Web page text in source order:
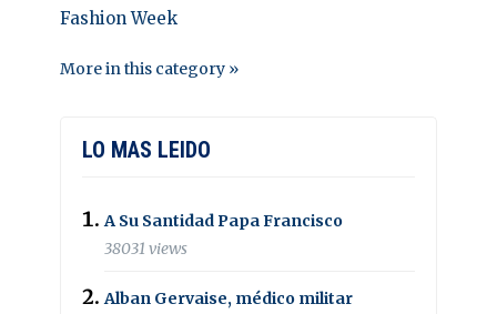
Fashion Week
More in this category »
LO MAS LEIDO
A Su Santidad Papa Francisco
38031 views
Alban Gervaise, médico militar